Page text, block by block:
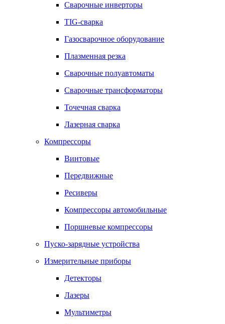
Сварочные инверторы
TIG-сварка
Газосварочное оборудование
Плазменная резка
Сварочные полуавтоматы
Сварочные трансформаторы
Точечная сварка
Лазерная сварка
Компрессоры
Винтовые
Передвижные
Ресиверы
Компрессоры автомобильные
Поршневые компрессоры
Пуско-зарядные устройства
Измерительные приборы
Детекторы
Лазеры
Мультиметры